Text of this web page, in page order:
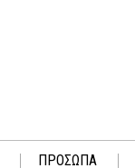
ΠΡΟΣΩΠΑ